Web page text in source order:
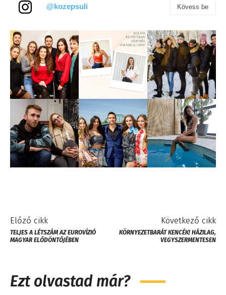
@kozepsuli Kövess be
Előző cikk
TELJES A LÉTSZÁM AZ EUROVÍZIÓ
MAGYAR ELŐDÖNTŐJÉBEN
Következő cikk
KÖRNYEZETBARÁT KENCÉK! HÁZILAG,
VEGYSZERMENTESEN
Ezt olvastad már?